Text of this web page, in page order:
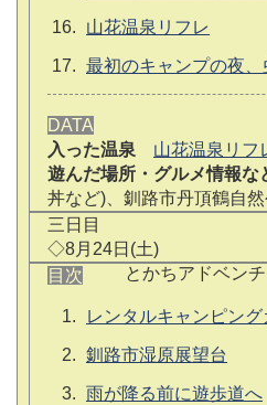
山花温泉リフレ
最初のキャンプの夜、
DATA
入った温泉
山花温泉リフ
遊んだ場所・グルメ情報な
丼など)、釧路市丹頂鶴自然
三日目
◇8月24日(土)
とかちアドベン
目次
レンタルキャンピン
釧路市湿原展望台
雨が降る前に遊歩道へ